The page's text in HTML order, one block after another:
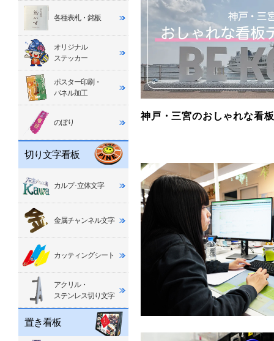
神戸・三宮のおしゃれな看
各種表札・銘板
オリジナル
ステッカー
ポスター印刷・
パネル加工
のぼり
切り文字看板
カルプ･立体文字
金属チャンネル文字
カッティングシート
アクリル・
ステンレス切り文字
置き看板